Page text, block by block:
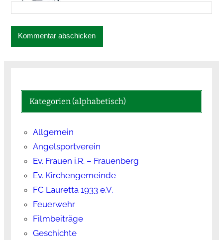
Kategorien (alphabetisch)
Allgemein
Angelsportverein
Ev. Frauen i.R. – Frauenberg
Ev. Kirchengemeinde
FC Lauretta 1933 e.V.
Feuerwehr
Filmbeiträge
Geschichte